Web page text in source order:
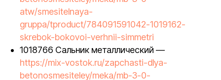
atw/smesitelnaya-
gruppa/tproduct/784091591042-1019162-
skrebok-bokovoi-verhnii-simmetri
1018766 Сальник металлический —
https://mix-vostok.ru/zapchasti-dlya-
betonosmesiteley/meka/mb-3-0-